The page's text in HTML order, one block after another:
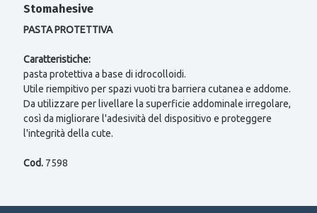
Stomahesive
PASTA PROTETTIVA
Caratteristiche:
pasta protettiva a base di idrocolloidi.
Utile riempitivo per spazi vuoti tra barriera cutanea e addome.
Da utilizzare per livellare la superficie addominale irregolare,
così da migliorare l'adesività del dispositivo e proteggere
l'integrità della cute.
Cod.7598